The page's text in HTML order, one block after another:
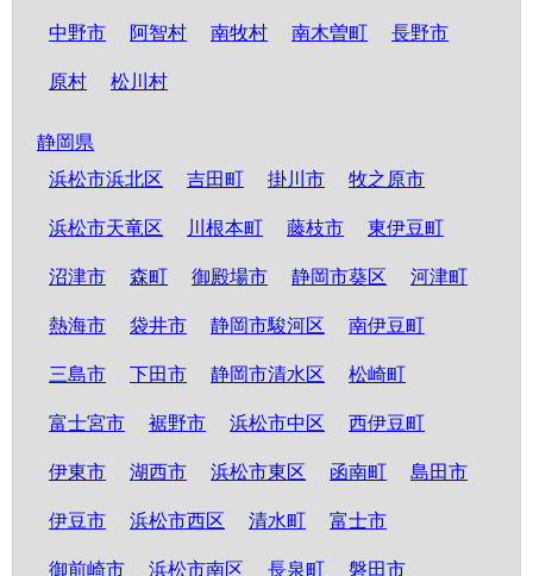
中野市 阿智村 南牧村 南木曽町 長野市
原村 松川村
静岡県
浜松市浜北区
吉田町 掛川市 牧之原市
浜松市天竜区 川根本町 藤枝市 東伊豆町
沼津市 森町 御殿場市 静岡市葵区 河津町
熱海市 袋井市 静岡市駿河区 南伊豆町
三島市 下田市 静岡市清水区 松崎町
富士宮市 裾野市 浜松市中区 西伊豆町
伊東市 湖西市 浜松市東区 函南町 島田市
伊豆市 浜松市西区 清水町 富士市
御前崎市 浜松市南区 長泉町 磐田市